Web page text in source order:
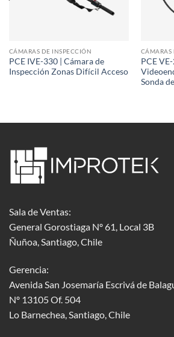
CÁMARAS DE INSPECCIÓN
PCE IVE-330 | Cámara de
Inspección Zonas Difícil Acceso
CÁMARAS
PCE
Sonda
Sala de Ventas:
General Gorostiaga Nº 61, Local 3B
Ñuñoa, Santiago, Chile
Gerencia:
Avenida San Josemaría Escrivá de
Nº 13105 Of. 504
Lo Barnechea , Santiago, Chile